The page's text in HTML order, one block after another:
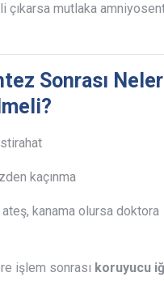
çıkarsa mutlaka
Sonrası
kaçınma
kanama olursa doktora
işlem sonrası koruyucu